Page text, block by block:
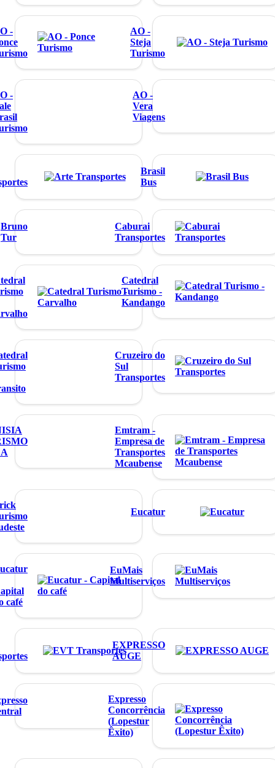
-
AO -
Steja
Turismo
-
AO -
Vera
Viagens
Brasil
Bus
Bruno
Tur
Caburai
Transportes
Catedral
Turismo -
Kandango
Cruzeiro do
Sul
Transportes
Emtram -
Empresa de
Transportes
Mcaubense
Eucatur
café
EuMais
Multiserviços
EXPRESSO
AUGE
Expresso
Concorrência
(Lopestur
Êxito)